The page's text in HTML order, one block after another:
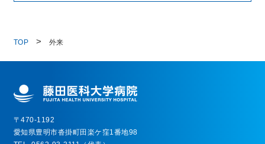
TOP 外来
〒470-1192
愛知県豊明市沓掛町田楽ケ窪1番地98